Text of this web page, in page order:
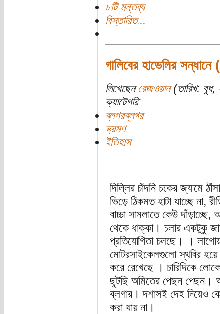
৮টি মন্তব্য
বিস্তারিত...
গালিবের হাভেলির সন্ধানে
লিখেছেন রেজওয়ান(তারিখ: বুধ,
ক্যাটেগরি:
ব্লগরব্লগর
ভ্রমণ
ইতিহাস
দিল্লির চাঁদনি চকের জ্যামে
ভিড়ে ঠিকমত হাটা যাচ্ছে না,
বাচ্চা সামলাতে কেউ
থেকে ধাক্কা। চলার একটুকু
প্রতিযোগিতা চলছে। ।
মোটরসাইকেলগুলো স্থবির হয়ে
করে রেখেছে । চারিদিকে
ছুটছি অমিতের পেছন পেছন।
ব্লগার। দশাসই দেহ নিয়েও
করা যায় না।